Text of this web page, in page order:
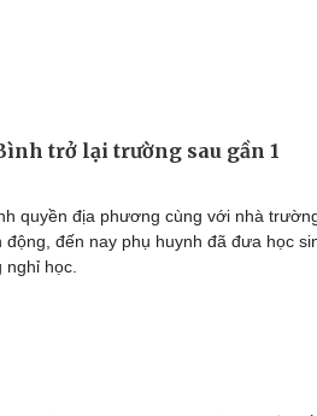
trở lại trường sau gần 1
quyền địa phương cùng với nhà
đến nay phụ huynh đã đưa học
học.